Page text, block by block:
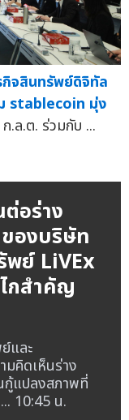
จสินทรัพย์ดิจิทัล
stablecoin มุ่ง
.ล.ต. ร่วมกับ ...
อร่าง
ของบริษัท
พย์ LiVEx
กสำคัญ
และ
คิดเห็นร่าง
กู้แปลงสภาพที่
10:45 น.